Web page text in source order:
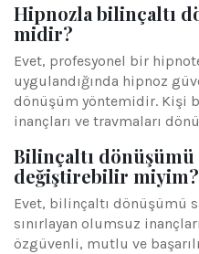
Hipnozla bilinçaltı
midir?
Evet, profesyonel bir
uygulandığında hipnoz
dönüşüm yöntemidir. Kişi
inançları ve travmaları
Bilinçaltı dönüşümü
değiştirebilir miyim?
Evet, bilinçaltı dönüşümü
sınırlayan olumsuz
özgüvenli, mutlu ve